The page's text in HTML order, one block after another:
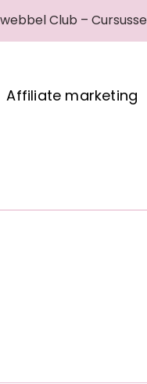
Club –
Affiliate marketing